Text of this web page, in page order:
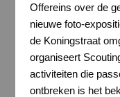
Offereins over de
nieuwe foto-
de Koningstraat
organiseert
activiteiten die
ontbreken is het